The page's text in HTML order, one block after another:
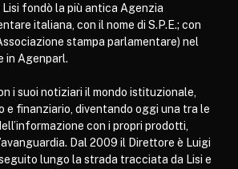
fondò la più antica Agenzia
italiana, con il nome di S.P.E.; con
stampa parlamentare) nel
in Agenparl.
i suoi notiziari il mondo istituzionale,
e finanziario, diventando oggi una tra le
con i propri prodotti,
Dal 2009 il Direttore è Luigi
lungo la strada tracciata da Lisi e